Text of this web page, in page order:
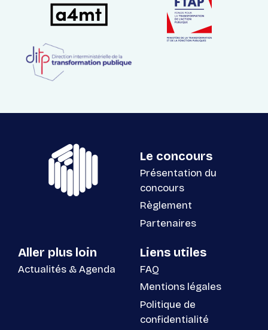
Le concours
Présentation du
concours
Règlement
Partenaires
Aller plus loin
Actualités & Agenda
Liens utiles
FAQ
Mentions légales
Politique de
confidentialité